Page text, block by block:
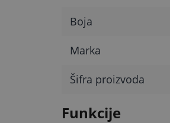
Boja
Marka
Šifra proizvoda
Funkcije